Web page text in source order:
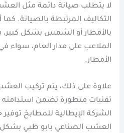
لا يتطلب صيانة دائمة مثل
التكاليف المرتبطة بالصيانة.
بالأمطار أو الشمس بشكل كبير،
الملاعب على مدار العام، سواء
الأمطار.
علاوة على ذلك، يتم تركيب
تقنيات متطورة تضمن
الشركة الإيطالية للمطابخ
العشب الصناعي بابو ظبي بشكل